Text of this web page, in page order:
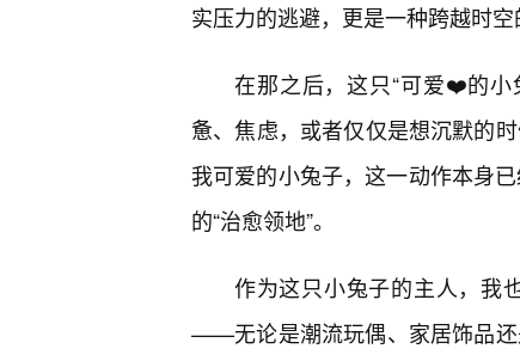
实压力的逃避，更是一种跨越时空
在那之后，这只“可爱❤️的小
惫、焦虑，或者仅仅是想沉默的
我可爱的小兔子，这一动作本身
的“治愈领地”。
作为这只小兔子的主人，我
——无论是潮流玩偶、家居饰品